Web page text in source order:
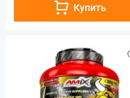
Купить